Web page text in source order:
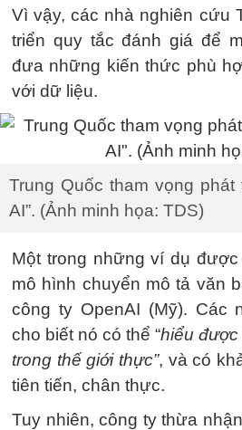
Vì vậy, các nhà nghiên cứu
triển quy tắc đánh giá để
đưa những kiến thức phù
với dữ liệu.
Trung Quốc tham vọng phát
AI”. (Ảnh minh họa: TDS)
Một trong những ví dụ
mô hình chuyển mô tả văn
công ty OpenAI (Mỹ). Các
cho biết nó có thể “hiểu được
trong thế giới thực”, và có
tiên tiến, chân thực.
Tuy nhiên, công ty thừa